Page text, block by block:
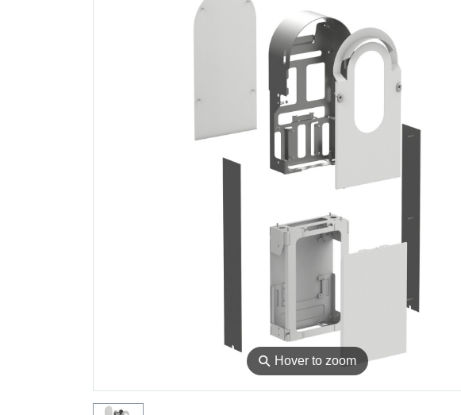
⚲ Hover to zoom